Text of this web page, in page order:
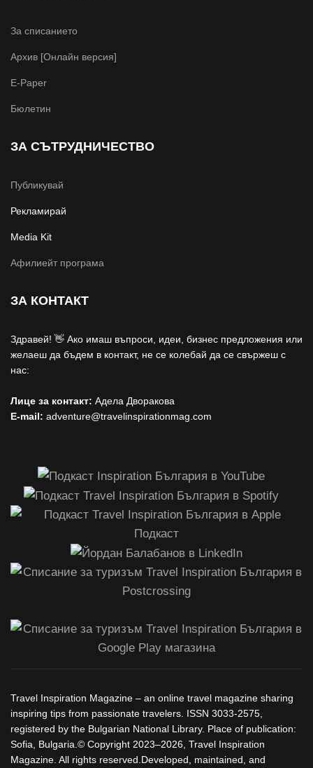
За списанието
Архив [Онлайн версия]
E-Paper
Бюлетин
ЗА СЪТРУДНИЧЕСТВО
Публикувай
Рекламирай
Media Kit
Афилиейт програма
ЗА КОНТАКТ
Здравей! 👋 Ако имаш въпроси, идеи, бизнес предложения или
желаеш да бъдем в контакт, не се колебай да се свържеш с
нас:
Лице за контакт: Адела Дворакова
E-mail: adventure@travelinspirationmag.com
Travel Inspiration Magazine – an online travel magazine sharing
inspiring tips from passionate travelers. ISSN 3033-2575,
registered by the Bulgarian National Library. Place of publication:
Sofia, Bulgaria.© Copyright 2023–2026, Travel Inspiration
Magazine. All rights reserved.Developed, maintained, and